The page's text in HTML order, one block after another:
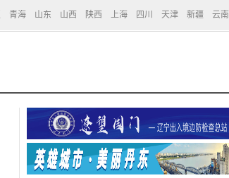
青海 山东 山西 陕西 上海 四川 天津 新疆 云南